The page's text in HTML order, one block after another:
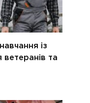
із
ветеранів та